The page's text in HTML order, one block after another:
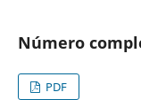
Número
PDF